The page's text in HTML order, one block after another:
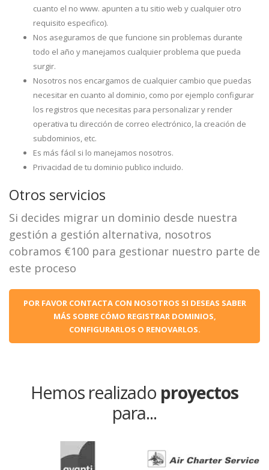
cuanto el no www. apunten a tu sitio web y cualquier otro
requisito especifico).
Nos aseguramos de que funcione sin problemas durante
todo el año y manejamos cualquier problema que pueda
surgir.
Nosotros nos encargamos de cualquier cambio que puedas
necesitar en cuanto al dominio, como por ejemplo configurar
los registros que necesitas para personalizar y render
operativa tu dirección de correo electrónico, la creación de
subdominios, etc.
Es más fácil si lo manejamos nosotros.
Privacidad de tu dominio publico incluido.
Otros servicios
Si decides migrar un dominio desde nuestra
gestión a gestión alternativa, nosotros
cobramos €100 para gestionar nuestro parte de
este proceso
POR FAVOR CONTACTA CON NOSOTROS SI DESEAS SABER
MÁS SOBRE CÓMO REGISTRAR DOMINIOS,
CONFIGURARLOS O RENOVARLOS.
Hemos realizado proyectos
para...